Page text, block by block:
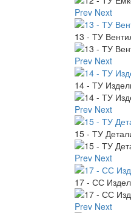
Prev Next
13 - ТУ
Prev Next
14 - ТУ
Prev Next
15 - ТУ
Prev Next
17 - СС
Prev Next